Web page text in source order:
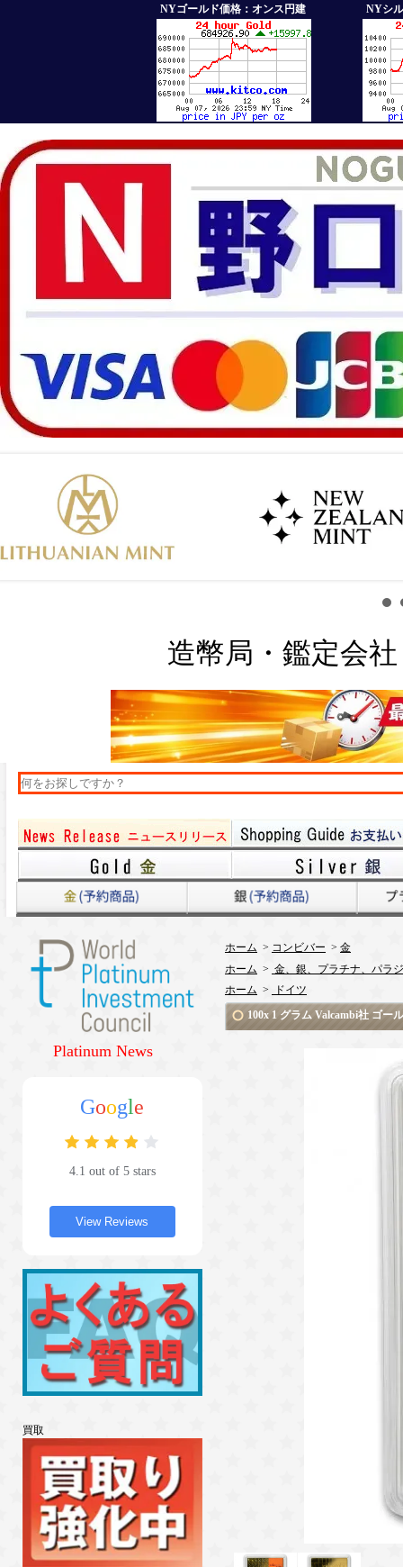
NYゴールド価格：オンス円建 NYシ
造幣局・鑑定会
Platinum News
Google
4.1 out of 5 stars
View Reviews
買取
ホーム > コンビバー > 金
ホーム > 金、銀、プラチナ、パラ
ホーム >
ドイツ
100x 1 グラム Valcambi社 ゴー